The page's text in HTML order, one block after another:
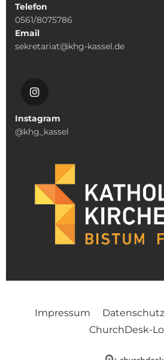
Telefon
0561/8075786
Email
sekretariat@khg-kassel.de
Instagram
@khg_kassel
Impressum
ChurchDesk-